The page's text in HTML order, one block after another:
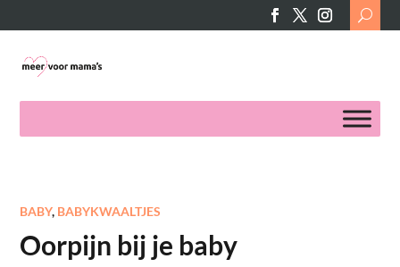
Search
for:
BABY, BABYKWAALTJES
Oorpijn bij je baby